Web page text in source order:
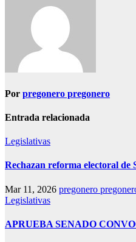
Por pregonero pregonero
Entrada relacionada
Legislativas
Rechazan reforma electoral
Mar 11, 2026 pregonero
Legislativas
APRUEBA SENADO